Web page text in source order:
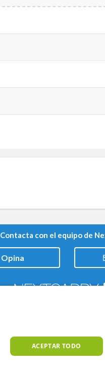
Contacta con el equipo de
Opina
ACEPTAR TODO